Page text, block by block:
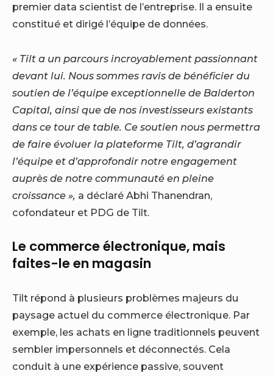
premier data scientist de l’entreprise. Il a ensuite
constitué et dirigé l’équipe de données.
« Tilt a un parcours incroyablement passionnant
devant lui. Nous sommes ravis de bénéficier du
soutien de l’équipe exceptionnelle de Balderton
Capital, ainsi que de nos investisseurs existants
dans ce tour de table. Ce soutien nous permettra
de faire évoluer la plateforme Tilt, d’agrandir
l’équipe et d’approfondir notre engagement
auprès de notre communauté en pleine
croissance », a déclaré Abhi Thanendran,
cofondateur et PDG de Tilt.
Le commerce électronique, mais
faites-le en magasin
Tilt répond à plusieurs problèmes majeurs du
paysage actuel du commerce électronique. Par
exemple, les achats en ligne traditionnels peuvent
sembler impersonnels et déconnectés. Cela
conduit à une expérience passive, souvent